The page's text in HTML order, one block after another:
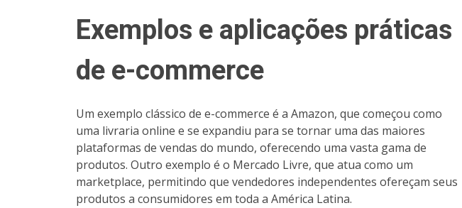
Exemplos e aplicações práticas
de e-commerce
Um exemplo clássico de e-commerce é a Amazon, que começou como
uma livraria online e se expandiu para se tornar uma das maiores
plataformas de vendas do mundo, oferecendo uma vasta gama de
produtos. Outro exemplo é o Mercado Livre, que atua como um
marketplace, permitindo que vendedores independentes ofereçam seus
produtos a consumidores em toda a América Latina.